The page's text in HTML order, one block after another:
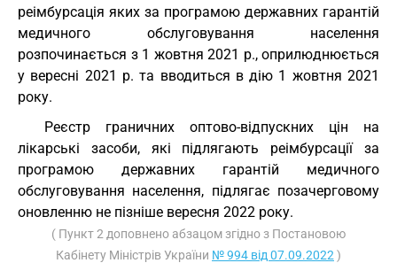
реімбурсація яких за програмою державних гарантій
медичного обслуговування населення
розпочинається з 1 жовтня 2021 р., оприлюднюється
у вересні 2021 р. та вводиться в дію 1 жовтня 2021
року.
Реєстр граничних оптово-відпускних цін на
лікарські засоби, які підлягають реімбурсації за
програмою державних гарантій медичного
обслуговування населення, підлягає позачерговому
оновленню не пізніше вересня 2022 року.
( Пункт 2 доповнено абзацом згідно з Постановою
Кабінету Міністрів України № 994 від 07.09.2022 )